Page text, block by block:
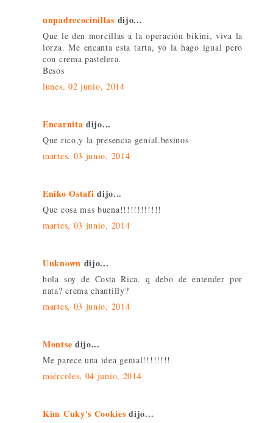
unpadrecocinillas dijo...
Que le den morcillas a la operación bikini, viva la
lorza. Me encanta esta tarta, yo la hago igual pero
con crema pastelera.
Besos
lunes, 02 junio, 2014
Encarnita dijo...
Que rico,y la presencia genial.besinos
martes, 03 junio, 2014
Eniko Ostafi dijo...
Que cosa mas buena!!!!!!!!!!!!
martes, 03 junio, 2014
Unknown dijo...
hola soy de Costa Rica. q debo de entender por
nata? crema chantilly?
martes, 03 junio, 2014
Montse dijo...
Me parece una idea genial!!!!!!!!
miércoles, 04 junio, 2014
Kim Cuky's Cookies dijo...